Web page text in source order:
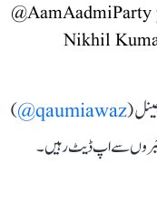
@AamAadmiParty
(
qaumiawaz@
)
خبروں سے اپ ڈیٹ رہیں۔